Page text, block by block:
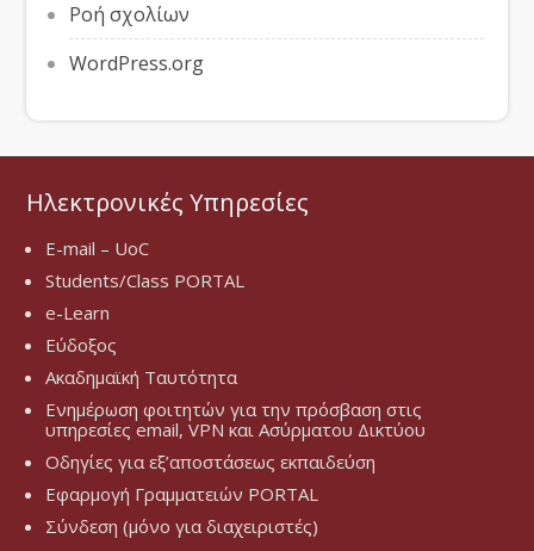
Ροή σχολίων
WordPress.org
Ηλεκτρονικές Υπηρεσίες
E-mail – UoC
Students/Class PORTAL
e-Learn
Εύδοξος
Ακαδημαϊκή Ταυτότητα
Ενημέρωση φοιτητών για την πρόσβαση στις
υπηρεσίες email, VPN και Ασύρματου Δικτύου
Οδηγίες για εξ’αποστάσεως εκπαιδεύση
Εφαρμογή Γραμματειών PORTAL
Σύνδεση (μόνο για διαχειριστές)